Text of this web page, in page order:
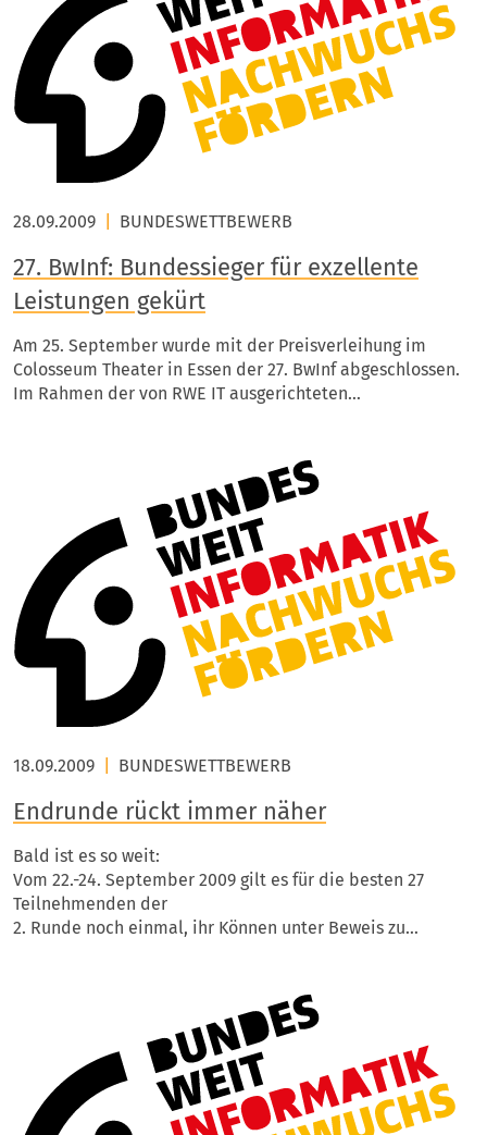
28.09.2009 BUNDESWETTBEWERB
27. BwInf: Bundessieger für exzellente
Leistungen gekürt
Am 25. September wurde mit der Preisverleihung im
Colosseum Theater in Essen der 27. BwInf abgeschlossen.
Im Rahmen der von RWE IT ausgerichteten…
18.09.2009 BUNDESWETTBEWERB
Endrunde rückt immer näher
Bald ist es so weit:
Vom 22.-24. September 2009 gilt es für die besten 27
Teilnehmenden der
2. Runde noch einmal, ihr Können unter Beweis zu…